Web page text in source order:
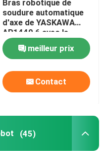
Bras robotique de
soudure automatique
d'axe de YASKAWA
AR1440 6 avec le
contrôleur Arc Welding
Robot du robot
YRC1000
meilleur prix
Contact
(45)